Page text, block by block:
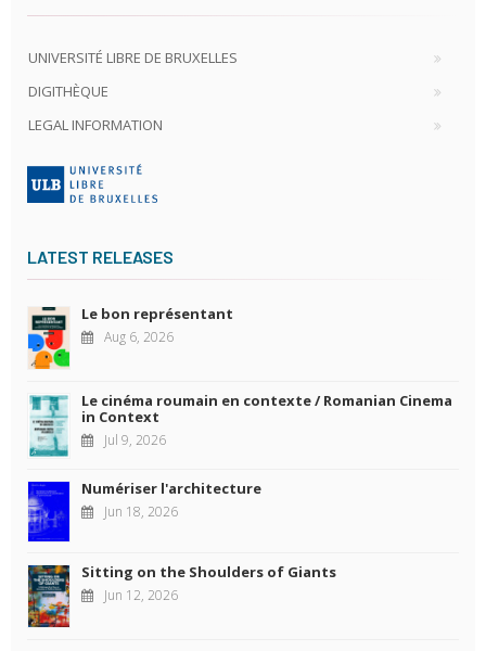
UNIVERSITÉ LIBRE DE BRUXELLES
DIGITHÈQUE
LEGAL INFORMATION
LATEST RELEASES
Le bon représentant
Aug 6, 2026
Le cinéma roumain en contexte / Romanian Cinema
in Context
Jul 9, 2026
Numériser l'architecture
Jun 18, 2026
Sitting on the Shoulders of Giants
Jun 12, 2026